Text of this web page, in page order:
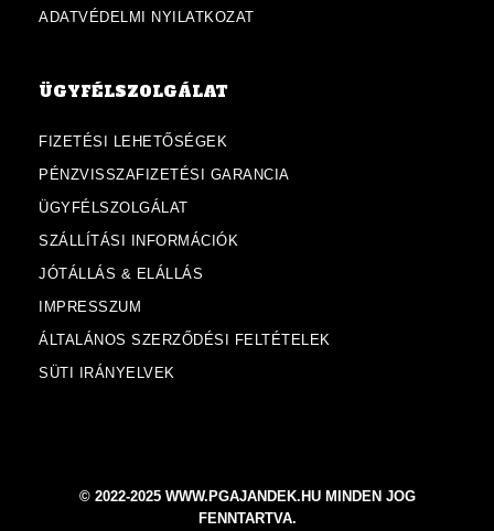
ADATVÉDELMI NYILATKOZAT
ÜGYFÉLSZOLGÁLAT
FIZETÉSI LEHETŐSÉGEK
PÉNZVISSZAFIZETÉSI GARANCIA
ÜGYFÉLSZOLGÁLAT
SZÁLLÍTÁSI INFORMÁCIÓK
JÓTÁLLÁS & ELÁLLÁS
IMPRESSZUM
ÁLTALÁNOS SZERZŐDÉSI FELTÉTELEK
SÜTI IRÁNYELVEK
© 2022-2025 WWW.PGAJANDEK.HU MINDEN JOG
FENNTARTVA.